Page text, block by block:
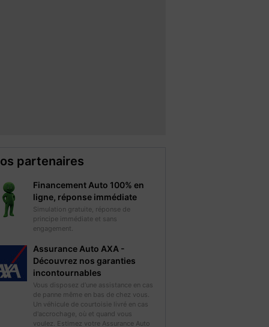
partenaires
Financement Auto 100% en
ligne, réponse immédiate
Simulation gratuite, réponse de
principe immédiate et sans
engagement.
Assurance Auto AXA -
Découvrez nos garanties
incontournables
Vous disposez d'une assistance en cas
de panne même en bas de chez vous.
Un véhicule de courtoisie livré en cas
d'accrochage, où et quand vous
voulez. Estimez votre Assurance Auto